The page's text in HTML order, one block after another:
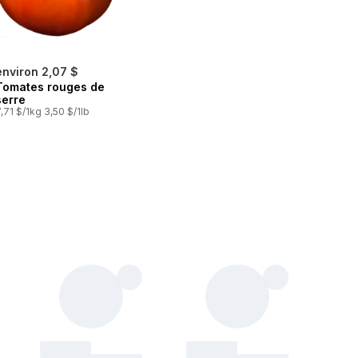
2,07 $
rouges de
$/1kg 3,50 $/1lb